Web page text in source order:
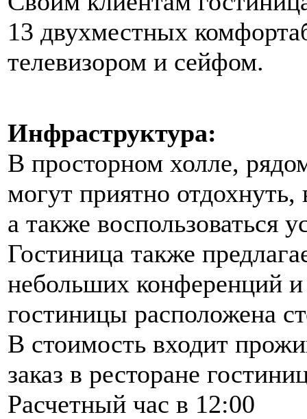
13 двухместных
телевизором и сейфом.
Инфраструктура:
В просторном холле,
могут приятно
а также воспользоваться
Гостиница также
небольших конференций
гостиницы расположена
В стоимость входит
заказ в ресторане
Расчетный час в 12:00